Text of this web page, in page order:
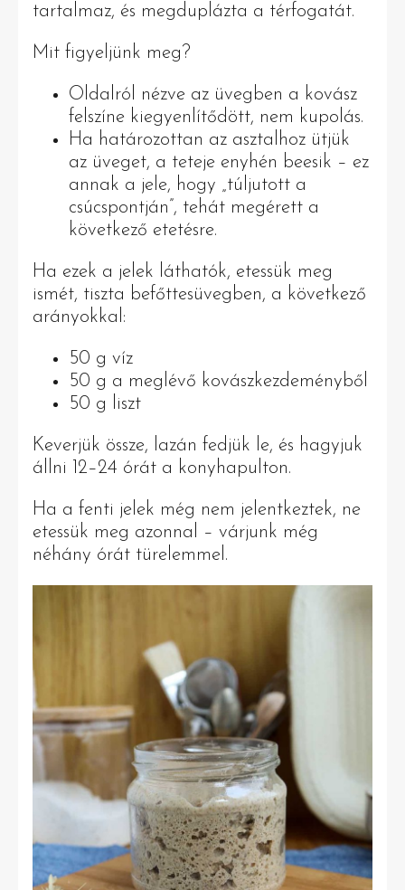
tartalmaz, és megduplázta a térfogatát.
Mit figyeljünk meg?
Oldalról nézve az üvegben a kovász
felszíne kiegyenlítődött, nem kupolás.
Ha határozottan az asztalhoz ütjük
az üveget, a teteje enyhén beesik – ez
annak a jele, hogy „túljutott a
csúcspontján”, tehát megérett a
következő etetésre.
Ha ezek a jelek láthatók, etessük meg
ismét, tiszta befőttesüvegben, a következő
arányokkal:
50 g víz
50 g a meglévő kovászkezdeményből
50 g liszt
Keverjük össze, lazán fedjük le, és hagyjuk
állni 12–24 órát a konyhapulton.
Ha a fenti jelek még nem jelentkeztek, ne
etessük meg azonnal – várjunk még
néhány órát türelemmel.